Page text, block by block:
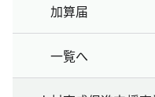
加算届
一覧へ